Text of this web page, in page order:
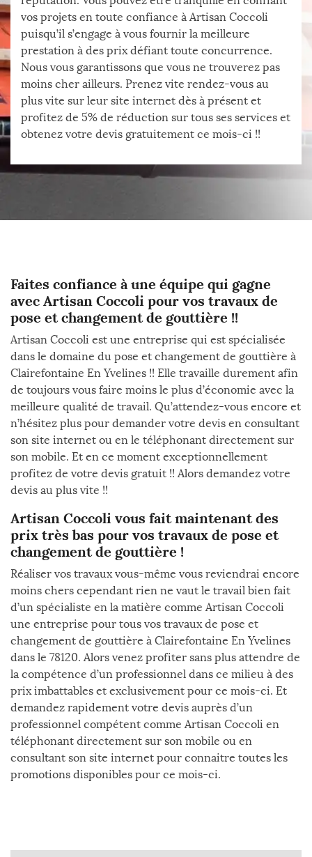
vos projets en toute confiance à Artisan Coccoli
puisqu’il s’engage à vous fournir la meilleure
prestation à des prix défiant toute concurrence.
Nous vous garantissons que vous ne trouverez pas
moins cher ailleurs. Prenez vite rendez-vous au
plus vite sur leur site internet dès à présent et
profitez de 5% de réduction sur tous ses services et
obtenez votre devis gratuitement ce mois-ci !!
Faites confiance à une équipe qui gagne
avec Artisan Coccoli pour vos travaux de
pose et changement de gouttière !!
Artisan Coccoli est une entreprise qui est spécialisée
dans le domaine du pose et changement de gouttière à
Clairefontaine En Yvelines !! Elle travaille durement afin
de toujours vous faire moins le plus d’économie avec la
meilleure qualité de travail. Qu’attendez-vous encore et
n’hésitez plus pour demander votre devis en consultant
son site internet ou en le téléphonant directement sur
son mobile. Et en ce moment exceptionnellement
profitez de votre devis gratuit !! Alors demandez votre
devis au plus vite !!
Artisan Coccoli vous fait maintenant des
prix très bas pour vos travaux de pose et
changement de gouttière !
Réaliser vos travaux vous-même vous reviendrai encore
moins chers cependant rien ne vaut le travail bien fait
d’un spécialiste en la matière comme Artisan Coccoli
une entreprise pour tous vos travaux de pose et
changement de gouttière à Clairefontaine En Yvelines
dans le 78120. Alors venez profiter sans plus attendre de
la compétence d’un professionnel dans ce milieu à des
prix imbattables et exclusivement pour ce mois-ci. Et
demandez rapidement votre devis auprès d’un
professionnel compétent comme Artisan Coccoli en
téléphonant directement sur son mobile ou en
consultant son site internet pour connaitre toutes les
promotions disponibles pour ce mois-ci.